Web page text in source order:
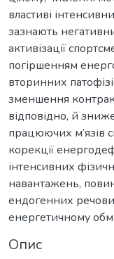
властиві
зазнають
активізації
погіршенням
вторинних
зменшення
відповідно, й
працюючих м’язів
корекції
інтенсивних
навантажень,
ендогенних
енергетичному
Опис